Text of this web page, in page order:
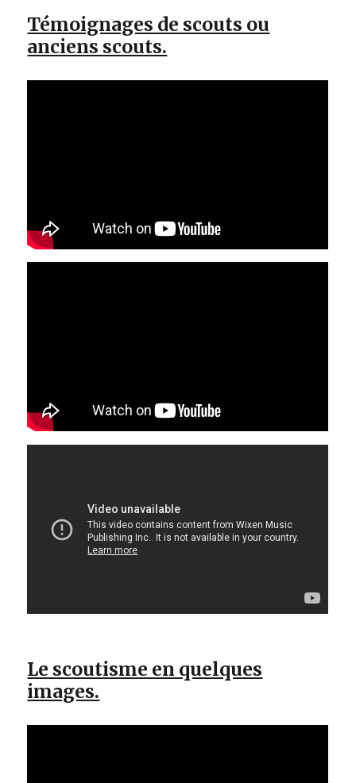
Témoignages de scouts ou
anciens scouts.
Le scoutisme en quelques
images.